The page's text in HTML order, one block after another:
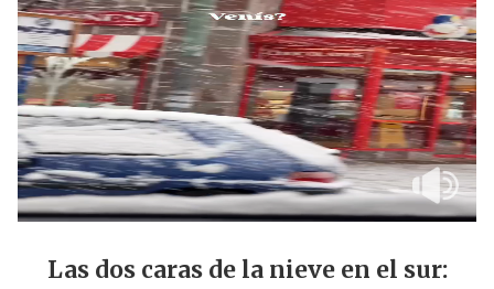
Las dos caras de la nieve en el sur: